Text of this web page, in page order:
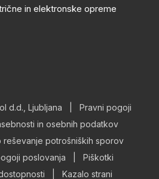
in elektronske opreme
d.d., Ljubljana
Pravni pogoji
in osebnih podatkov
reševanje potrošniških sporov
poslovanja
Piškotki
Kazalo strani